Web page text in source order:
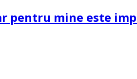
pentru mine este